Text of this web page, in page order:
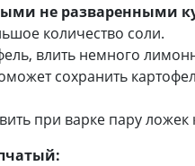
не разваренными
количество соли.
влить немного
сохранить
при варке пару ложек